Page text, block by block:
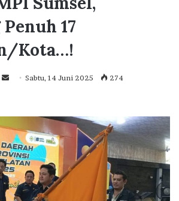
17
Kota…!
Send Sabtu, 14 Juni 2025 274